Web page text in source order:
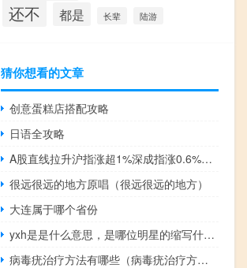
还不 都是 长辈 陆游
猜你想看的文章
创意蛋糕店搭配攻略
日语全攻略
A股直线拉升沪指涨超1%深成指涨0.6%数字媒体、算力、通信服务板块涨幅居前
很远很远的地方原唱（很远很远的地方）
大连属于哪个省份
yxh是是什么意思，是哪位明星的缩写什么梗
病毒疣治疗方法有哪些（病毒疣治疗方法）